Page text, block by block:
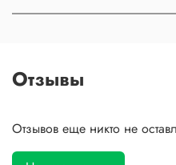
Отзывы
Отзывов еще никто не